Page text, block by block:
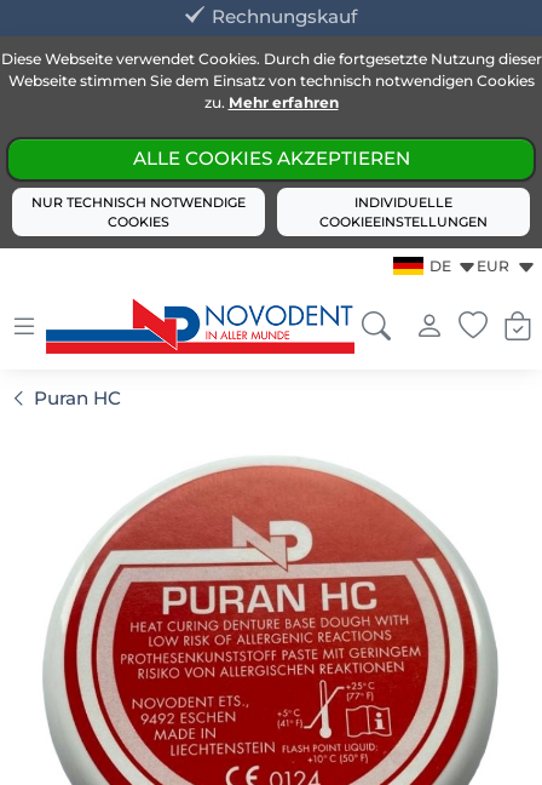
Rechnungskauf
Diese Webseite verwendet Cookies. Durch die fortgesetzte Nutzung dieser
Webseite stimmen Sie dem Einsatz von technisch notwendigen Cookies
zu. Mehr erfahren
ALLE COOKIES AKZEPTIEREN
NUR TECHNISCH NOTWENDIGE
COOKIES
INDIVIDUELLE
COOKIEEINSTELLUNGEN
DE EUR
Puran HC